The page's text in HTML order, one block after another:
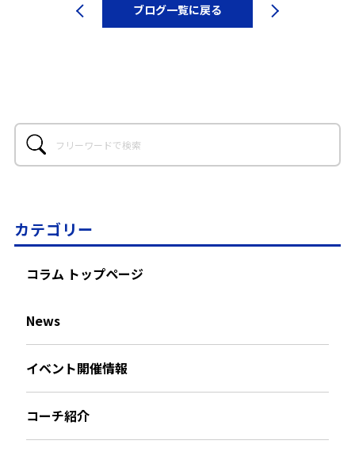
ブログ一覧に戻る
カテゴリー
コラム トップページ
News
イベント開催情報
コーチ紹介